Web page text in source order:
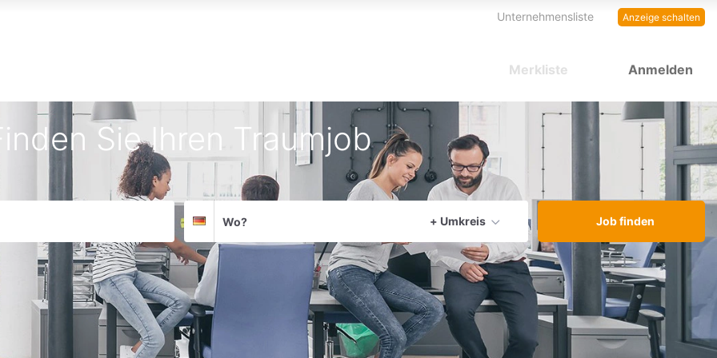
Anzeige schalten
Unternehmensliste
Anmelden
Merkliste
Sie Ihren Traumjob
Deutschland
+ Umkreis
aktuellen Ort verwenden
Job finden